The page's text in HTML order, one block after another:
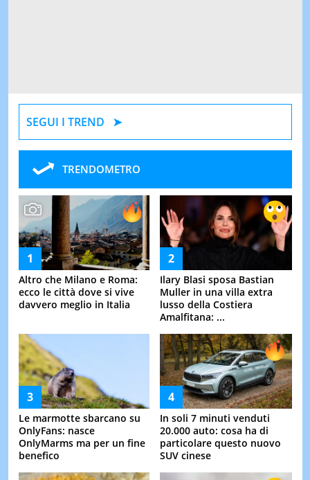
SEGUI I TREND
TRENDOMETRO
Altro che Milano e Roma:
ecco le città dove si vive
davvero meglio in Italia
Ilary Blasi sposa Bastian
Muller in una villa extra
lusso della Costiera
Amalfitana: ...
Le marmotte sbarcano su
OnlyFans: nasce
OnlyMarms ma per un fine
benefico
In soli 7 minuti venduti
20.000 auto: cosa ha di
particolare questo nuovo
SUV cinese